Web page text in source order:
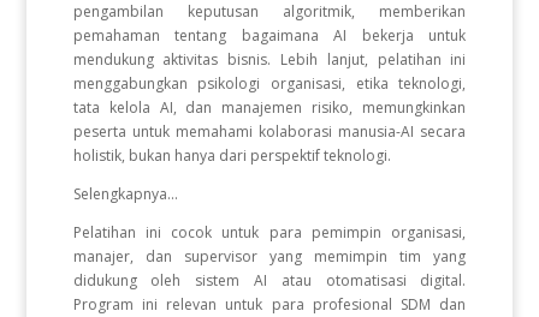
pengambilan keputusan algoritmik, memberikan
pemahaman tentang bagaimana AI bekerja untuk
mendukung aktivitas bisnis. Lebih lanjut, pelatihan ini
menggabungkan psikologi organisasi, etika teknologi,
tata kelola AI, dan manajemen risiko, memungkinkan
peserta untuk memahami kolaborasi manusia-AI secara
holistik, bukan hanya dari perspektif teknologi.
Selengkapnya...
Pelatihan ini cocok untuk para pemimpin organisasi,
manajer, dan supervisor yang memimpin tim yang
didukung oleh sistem AI atau otomatisasi digital.
Program ini relevan untuk para profesional SDM dan